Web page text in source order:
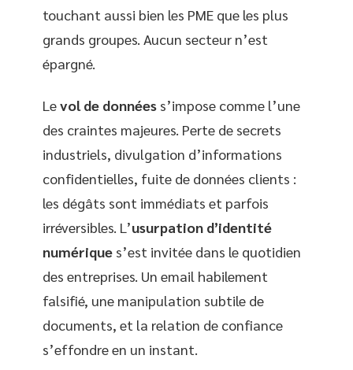
touchant aussi bien les PME que les plus
grands groupes. Aucun secteur n’est
épargné.
Levol de données s’impose comme l’une
des craintes majeures. Perte de secrets
industriels, divulgation d’informations
confidentielles, fuite de données clients :
les dégâts sont immédiats et parfois
irréversibles. L’usurpation d’identité
numérique s’est invitée dans le quotidien
des entreprises. Un email habilement
falsifié, une manipulation subtile de
documents, et la relation de confiance
s’effondre en un instant.